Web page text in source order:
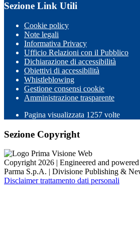
Sezione Link Utili
Cookie policy
Note legali
Informativa Privacy
Ufficio Relazioni con il Pubblico
Dichiarazione di accessibilità
Obiettivi di accessibilità
Whistleblowing
Gestione consensi cookie
Amministrazione trasparente
Pagina visualizzata 1257 volte
Sezione Copyright
Copyright 2026 | Engineered and
Parma S.p.A. | Divisione Publishing &
Disclaimer trattamento dati personali